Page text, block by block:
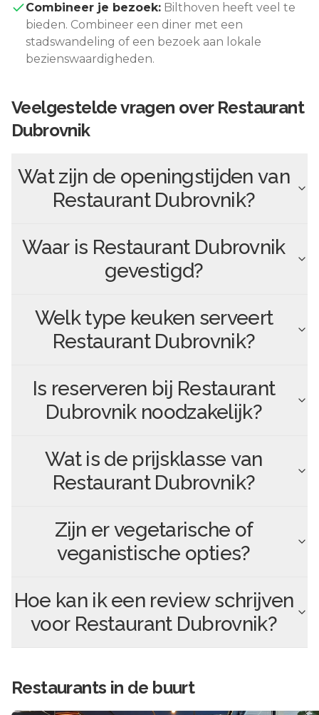
Combineer je bezoek: Bilthoven heeft veel te
bieden. Combineer een diner met een
stadswandeling of een bezoek aan lokale
bezienswaardigheden.
Veelgestelde vragen over Restaurant
Dubrovnik
Wat zijn de openingstijden van
Restaurant Dubrovnik?
Waar is Restaurant Dubrovnik
gevestigd?
Welk type keuken serveert
Restaurant Dubrovnik?
Is reserveren bij Restaurant
Dubrovniknoodzakelijk?
Wat is de prijsklasse van
Restaurant Dubrovnik?
Zijn er vegetarische of
veganistische opties?
Hoe kan ik een review schrijven
voor Restaurant Dubrovnik?
Restaurants in de buurt